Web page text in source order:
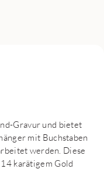
Gravur und bietet
mit Buchstaben
werden. Diese
karätigem Gold